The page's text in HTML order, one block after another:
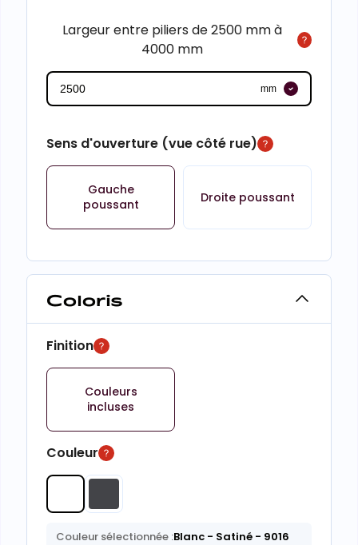
Largeur entre piliers de 2500 mm à
4000 mm
mm
Sens d'ouverture (vue côté rue)
Gauche
poussant
Droite poussant
Coloris
Finition
Couleurs
incluses
Couleur
Couleur sélectionnée :Blanc - Satiné - 9016